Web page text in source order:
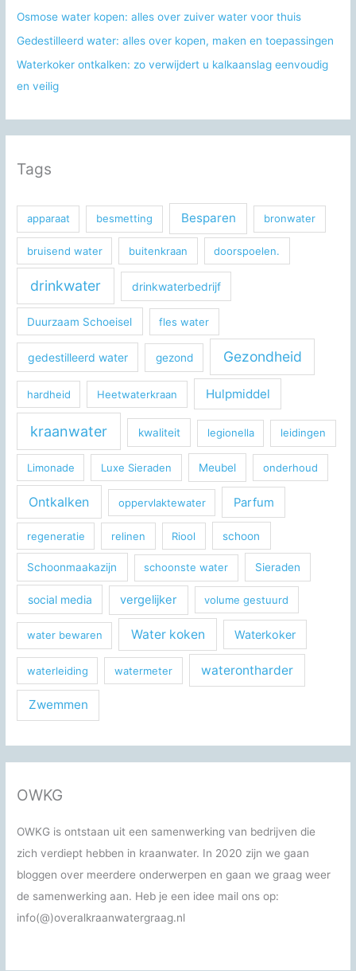
Osmose water kopen: alles over zuiver water voor thuis
Gedestilleerd water: alles over kopen, maken en toepassingen
Waterkoker ontkalken: zo verwijdert u kalkaanslag eenvoudig
en veilig
Tags
apparaat besmetting Besparen bronwater
bruisend water buitenkraan doorspoelen.
drinkwater drinkwaterbedrijf
Duurzaam Schoeisel fles water
gedestilleerd water gezond Gezondheid
hardheid Heetwaterkraan Hulpmiddel
kraanwater kwaliteit legionella leidingen
Limonade Luxe Sieraden Meubel onderhoud
Ontkalken oppervlaktewater Parfum
regeneratie relinen Riool schoon
Schoonmaakazijn schoonste water Sieraden
social media vergelijker volume gestuurd
water bewaren Water koken Waterkoker
waterleiding watermeter waterontharder
Zwemmen
OWKG
OWKG is ontstaan uit een samenwerking van bedrijven die
zich verdiept hebben in kraanwater. In 2020 zijn we gaan
bloggen over meerdere onderwerpen en gaan we graag weer
de samenwerking aan. Heb je een idee mail ons op:
info(@)overalkraanwatergraag.nl